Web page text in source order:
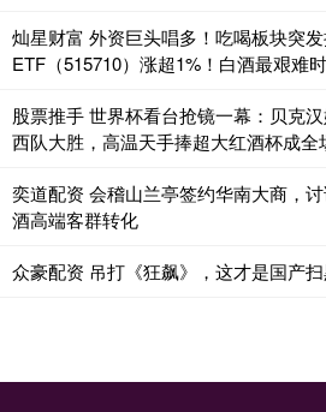
灿星财富 外资巨头唱多！吃喝板块突
ETF（515710）涨超1%！白酒最艰难
股票推手 世界杯看台抢镜一幕：贝克
西队大胜，高温天手捧超大红酒杯成全
奕道配资 会稽山兰亭签约华南大商，
酒高端客群转化
众豪配资 吊打《狂飙》，这才是国产